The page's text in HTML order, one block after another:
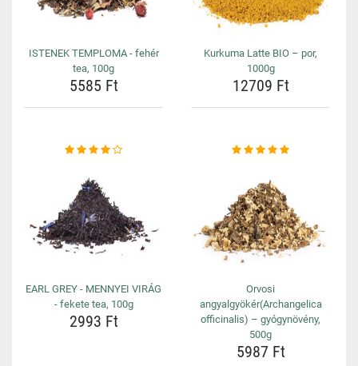
ISTENEK TEMPLOMA - fehér
tea, 100g
5585 Ft
Kurkuma Latte BIO – por,
1000g
12709 Ft
EARL GREY - MENNYEI VIRÁG
- fekete tea, 100g
2993 Ft
Orvosi
angyalgyökér(Archangelica
officinalis) – gyógynövény,
500g
5987 Ft